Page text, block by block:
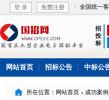
登 录 免费注册 全国统一
招
投
标
网站首页 招标公告 中标公
 所在位置：网站首页  成功案例